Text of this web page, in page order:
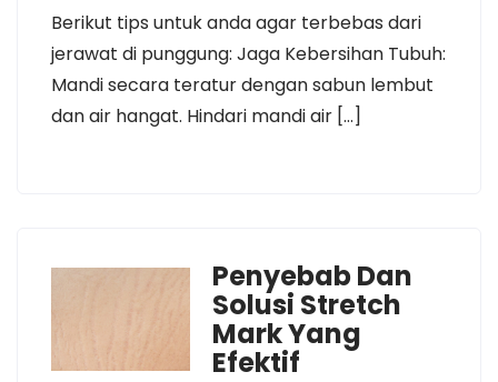
Berikut tips untuk anda agar terbebas dari
jerawat di punggung: Jaga Kebersihan Tubuh:
Mandi secara teratur dengan sabun lembut
dan air hangat. Hindari mandi air […]
Penyebab Dan
Solusi Stretch
Mark Yang
Efektif